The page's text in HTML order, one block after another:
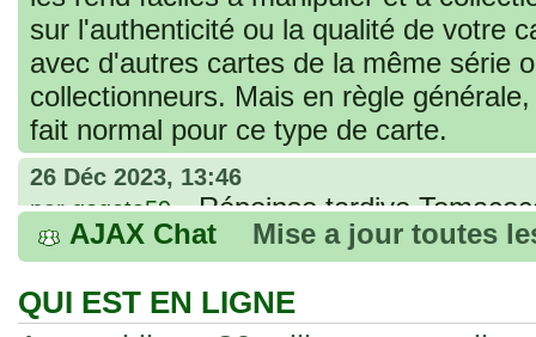
sur l'authenticité ou la qualité de votre
avec d'autres cartes de la même série
collectionneurs. Mais en règle
fait normal pour ce type de carte.
26 Déc 2023, 13:46
pargogeta59»Répoinse tardive
acheter une réédition de cette Hondan ?
02 Juin 2023, 14:17
parTomacoco»Bonjour j'ai commandé
AJAX Chat Mise a jour toutes
QUI EST EN LIGNE